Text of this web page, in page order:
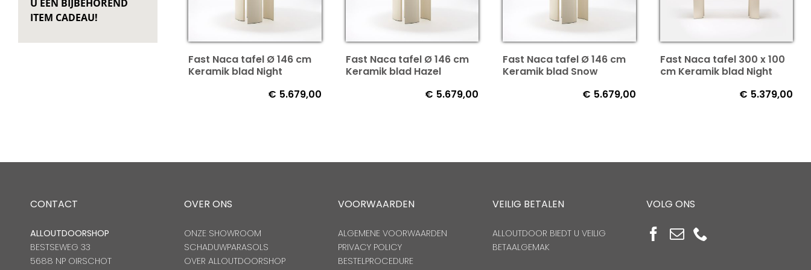
Fast Naca tafel Ø 146 cm
Keramik blad Night
€ 5.679,00
Fast Naca tafel Ø 146 cm
Keramik blad Hazel
€ 5.679,00
Fast Naca tafel Ø 146 cm
Keramik blad Snow
€ 5.679,00
Fast Naca tafel 300 x 100
cm Keramik blad Night
€ 5.379,00
U EEN BIJBEHOREND
ITEM CADEAU!
CONTACT
ALLOUTDOORSHOP
BESTSEWEG 33
5688 NP OIRSCHOT
OVER ONS
ONZE SHOWROOM
SCHADUWPARASOLS
OVER ALLOUTDOORSHOP
VOORWAARDEN
ALGEMENE VOORWAARDEN
PRIVACY POLICY
BESTELPROCEDURE
VEILIG BETALEN
ALLOUTDOOR BIEDT U VEILIG
BETAALGEMAK
VOLG ONS